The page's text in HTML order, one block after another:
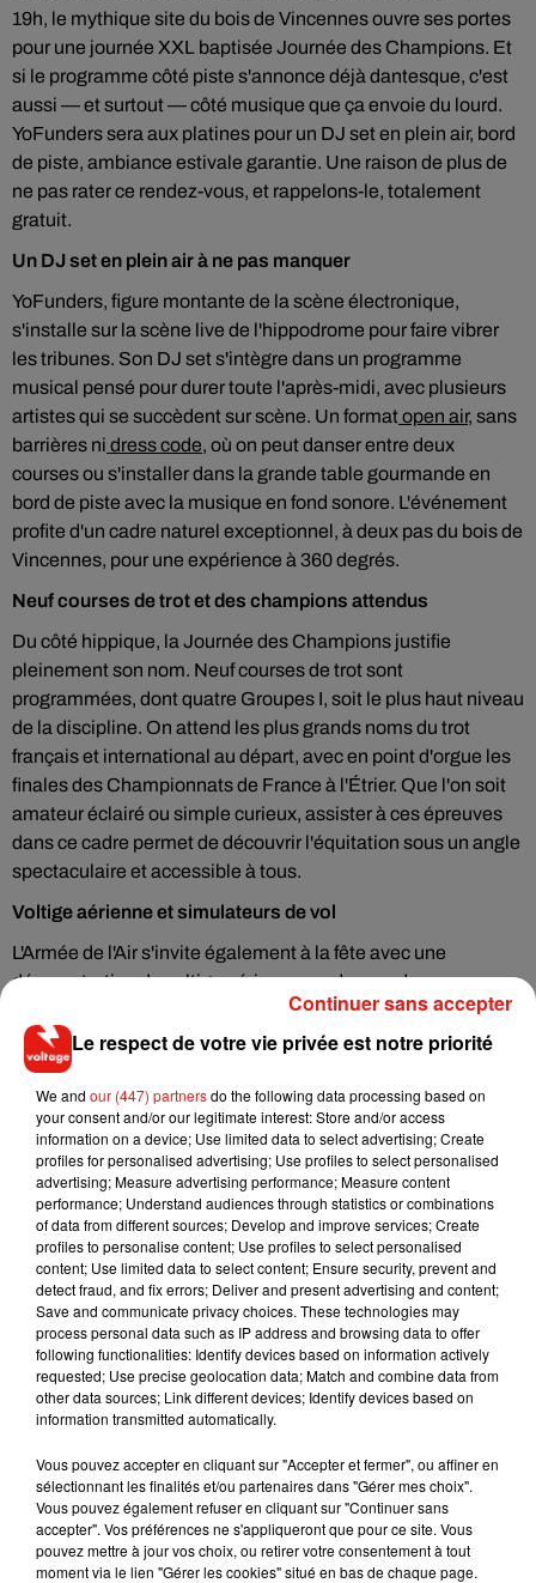
19h, le mythique site du bois de Vincennes ouvre ses portes
pour une journée XXL baptisée Journée des Champions. Et
si le programme côté piste s'annonce déjà dantesque, c'est
aussi — et surtout — côté musique que ça envoie du lourd.
YoFunders sera aux platines pour un DJ set en plein air, bord
de piste, ambiance estivale garantie. Une raison de plus de
ne pas rater ce rendez-vous, et rappelons-le, totalement
gratuit.
Un DJ set en plein air à ne pas manquer
YoFunders, figure montante de la scène électronique,
s'installe sur la scène live de l'hippodrome pour faire vibrer
les tribunes. Son DJ set s'intègre dans un programme
musical pensé pour durer toute l'après-midi, avec plusieurs
artistes qui se succèdent sur scène. Un formatopen air, sans
barrières ni dress code, où on peut danser entre deux
courses ou s'installer dans la grande table gourmande en
bord de piste avec la musique en fond sonore. L'événement
profite d'un cadre naturel exceptionnel, à deux pas du bois de
Vincennes, pour une expérience à 360 degrés.
Neuf courses de trot et des champions attendus
Du côté hippique, la Journée des Champions justifie
pleinement son nom. Neuf courses de trot sont
programmées, dont quatre Groupes I, soit le plus haut niveau
de la discipline. On attend les plus grands noms du trot
français et international au départ, avec en point d'orgue les
finales des Championnats de France à l'Étrier. Que l'on soit
amateur éclairé ou simple curieux, assister à ces épreuves
dans ce cadre permet de découvrir l'équitation sous un angle
spectaculaire et accessible à tous.
Voltige aérienne et simulateurs de vol
L'Armée de l'Air s'invite également à la fête avec une
démonstration de voltige aérienne au-dessus de
l'hippodrome. Sur place, il sera aussi possible de tester des
simulateurs immersifs de vol et d'accéder à bord d'un
Alphajet de la Patrouille de France. Une dimension
supplémentaire qui fait de cette journée une expérience
sensorielle à part entière, entre le son des moteurs dans le
ciel et celui des basses sur la scène.
Une journée 100 % gratuite
Entrée libre, food court gourmand, animations pour les plus
jeunes, baptêmes poneys, DJ sets et spectacle équestre de
haut vol : la Journée des Champions coche toutes les cases
du bon plan estival. Rendez-vous le 21 juin, dès 12h, à
l'Hippodrome Paris-Vincennes, 2 route de la Ferme, Paris
12e.
Musique
Le respect de votre vie privée est notre priorité
We and our (447) partnersdo the following data processing based on
your consent and/or our legitimate interest: Store and/or access
information on a device; Use limited data to select advertising; Create
profiles for personalised advertising; Use profiles to select personalised
advertising; Measure advertising performance; Measure content
performance; Understand audiences through statistics or combinations
of data from different sources; Develop and improve services; Create
profiles to personalise content; Use profiles to select personalised
content; Use limited data to select content; Ensure security, prevent and
detect fraud, and fix errors; Deliver and present advertising and content;
Save and communicate privacy choices. These technologies may
process personal data such as IP address and browsing data to offer
following functionalities: Identify devices based on information actively
requested; Use precise geolocation data; Match and combine data from
other data sources; Link different devices; Identify devices based on
information transmitted automatically.
Vous pouvez accepter en cliquant sur "Accepter et fermer", ou affiner en
sélectionnant les finalités et/ou partenaires dans "Gérer mes choix".
Vous pouvez également refuser en cliquant sur "Continuer sans
accepter". Vos préférences ne s'appliqueront que pour ce site. Vous
pouvez mettre à jour vos choix, ou retirer votre consentement à tout
moment via le lien "Gérer les cookies" situé en bas de chaque page.
Continuer sans accepter